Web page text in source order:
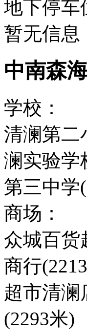
地下停车
暂无信息
中南森
学校：
清澜第二
澜实验学
第三中学
商场：
众城百货
商行
超市清澜
(2293米)